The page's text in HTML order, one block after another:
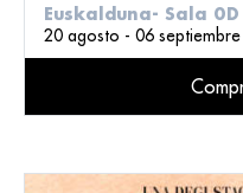
Euskalduna- Sala
20 agosto - 06 septiembre